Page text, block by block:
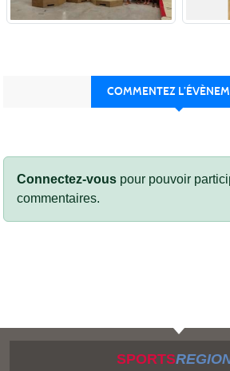
COMMENTEZ
Connectez-vous pour pouvoir
commentaires.
SPORTS